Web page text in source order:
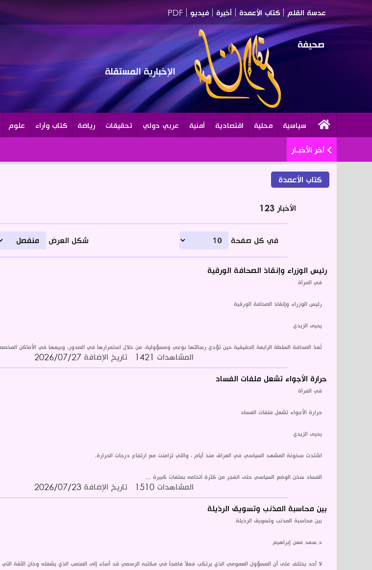
عدسة القلم كتاب الأعمدة أخيرة فيديو PDF
صحيفة
الإخبارية المستقلة
سياسية محلية اقتصادية أمنية عربي دولي تحقيقات رياضة كتاب وآراء علوم
أخر الأخبـار
كتاب الأعمدة
الأخبار 123
في كل صفحة شكل العرض
رئيس الوزراء وإنقاذ الصحافة الورقية
في المرآة
رئيس الوزراء وإنقاذ الصحافة الورقية
يحيى الزيدي
تُعدّ الصحافة السلطة الرابعة الحقيقية حين تؤدي رسالتها بوعي ومسؤولية، من خلال استمرارها في الصدور، وبيعها في الأماكن
المشاهدات تاريخ الإضافة 2026/07/27
حرارة الأجواء تشعل ملفات الفساد
في المرآة
حرارة الأجواء تشعل ملفات الفساد
يحيى الزيدي
اشتدت سخونة المشهد السياسي في العراق منذ أيام ، والتي تزامنت مع ارتفاع درجات الحرارة.
الفساد سخن الوضع السياسي حتى انفجر من كثرة اتخامه بملفات كبيرة ...
المشاهدات 1510 تاريخ الإضافة 2026/07/23
بين محاسبة المذنب وتسويق الرذيلة
بين محاسبة المذنب وتسويق الرذيلة
د.سعد معن إبراهيم
لا أحد يختلف على أن المسؤول العمومي الذي يرتكب فعلاً فاضحاً في مكتبه الرسمي قد أساء إلى المنصب الذي يشغله وخان الثقة